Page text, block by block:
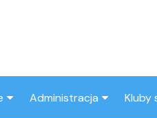
Administracja Kluby